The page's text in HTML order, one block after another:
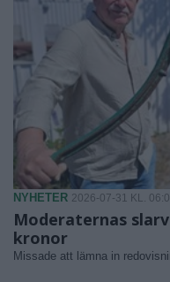
NYHETER 2026-07-31 KL.
Moderaternas
kronor
Missade att lämna in